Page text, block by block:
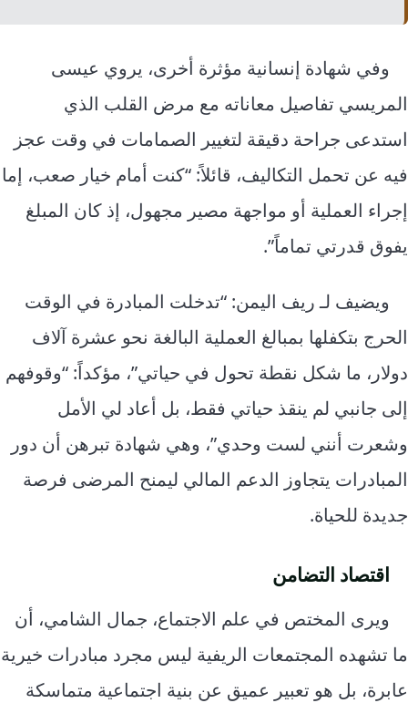
وفي شهادة إنسانية مؤثرة أخرى، يروي عيسى
المريسي تفاصيل معاناته مع مرض القلب الذي
استدعى جراحة دقيقة لتغيير الصمامات في وقت عجز
فيه عن تحمل التكاليف، قائلاً: “كنت أمام خيار صعب، إما
إجراء العملية أو مواجهة مصير مجهول، إذ كان المبلغ
يفوق قدرتي تماماً”.
ويضيف لـ ريف اليمن: “تدخلت المبادرة في الوقت
الحرج بتكفلها بمبالغ العملية البالغة نحو عشرة آلاف
دولار، ما شكل نقطة تحول في حياتي”، مؤكداً: “وقوفهم
إلى جانبي لم ينقذ حياتي فقط، بل أعاد لي الأمل
وشعرت أنني لست وحدي”، وهي شهادة تبرهن أن دور
المبادرات يتجاوز الدعم المالي ليمنح المرضى فرصة
جديدة للحياة.
اقتصاد التضامن
ويرى المختص في علم الاجتماع، جمال الشامي، أن
ما تشهده المجتمعات الريفية ليس مجرد مبادرات خيرية
عابرة، بل هو تعبير عميق عن بنية اجتماعية متماسكة